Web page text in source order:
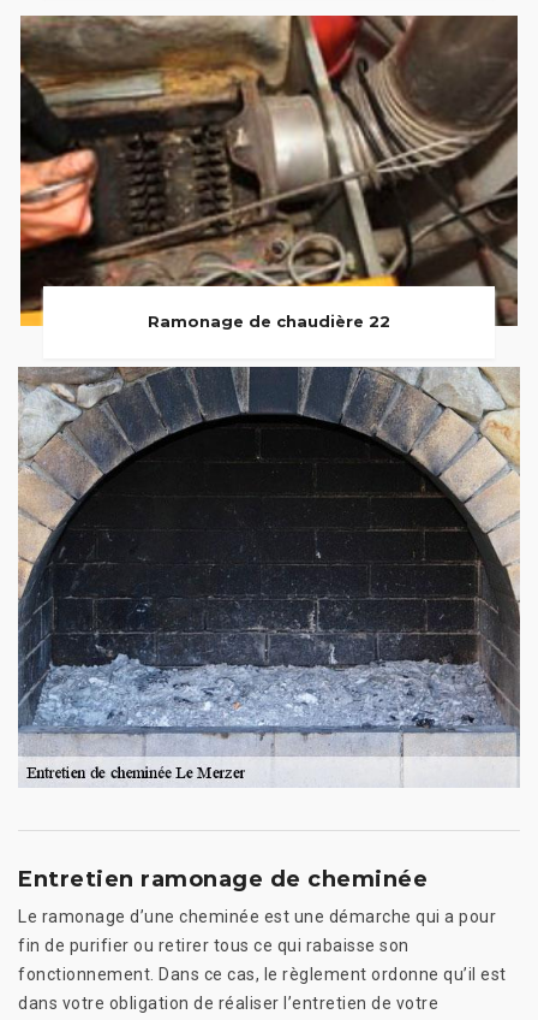
Ramonage de chaudière 22
Entretien ramonage de cheminée
Le ramonage d’une cheminée est une démarche qui a pour
fin de purifier ou retirer tous ce qui rabaisse son
fonctionnement. Dans ce cas, le règlement ordonne qu’il est
dans votre obligation de réaliser l’entretien de votre